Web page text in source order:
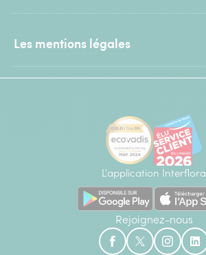
Les mentions légales
L'application Interflora
Rejoignez-nous